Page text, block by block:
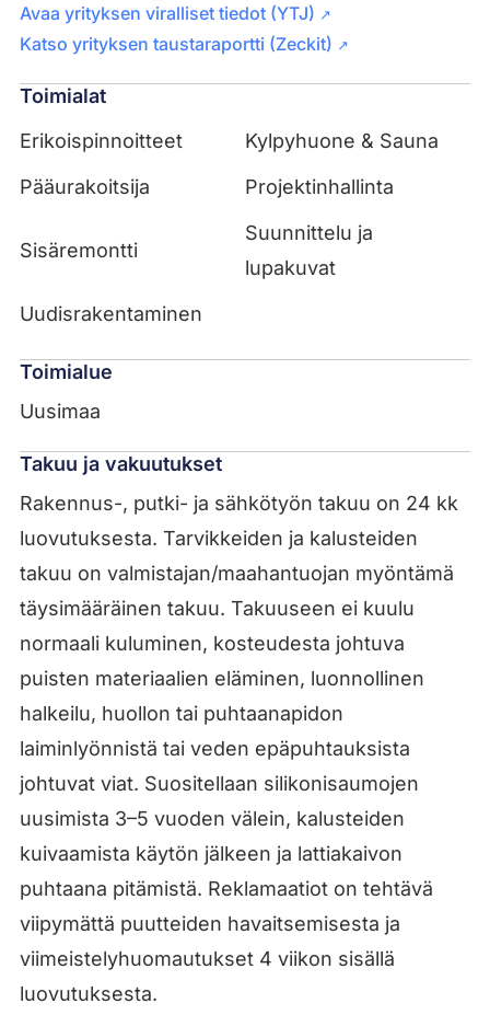
Avaa yrityksen viralliset tiedot (YTJ) ↗
Katso yrityksen taustaraportti (Zeckit) ↗
Toimialat
Erikoispinnoitteet
Kylpyhuone & Sauna
Pääurakoitsija
Projektinhallinta
Sisäremontti
Suunnittelu ja
lupakuvat
Uudisrakentaminen
Toimialue
Uusimaa
Takuu ja vakuutukset
Rakennus-, putki- ja sähkötyön takuu on 24 kk
luovutuksesta. Tarvikkeiden ja kalusteiden
takuu on valmistajan/maahantuojan myöntämä
täysimääräinen takuu. Takuuseen ei kuulu
normaali kuluminen, kosteudesta johtuva
puisten materiaalien eläminen, luonnollinen
halkeilu, huollon tai puhtaanapidon
laiminlyönnistä tai veden epäpuhtauksista
johtuvat viat. Suositellaan silikonisaumojen
uusimista 3–5 vuoden välein, kalusteiden
kuivaamista käytön jälkeen ja lattiakaivon
puhtaana pitämistä. Reklamaatiot on tehtävä
viipymättä puutteiden havaitsemisesta ja
viimeistelyhuomautukset 4 viikon sisällä
luovutuksesta.